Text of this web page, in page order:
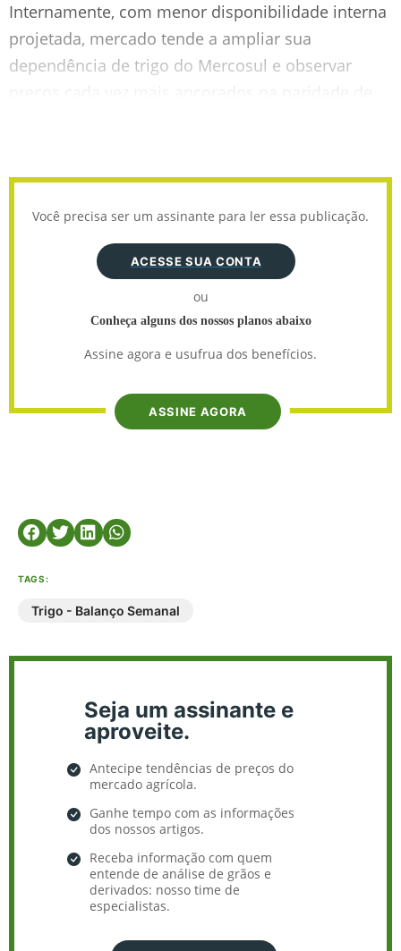
Internamente, com menor disponibilidade interna
projetada, mercado tende a ampliar sua
dependência de trigo do Mercosul e observar
Você precisa ser um assinante para ler essa publicação.
ACESSE SUA CONTA
ou
Conheça alguns dos nossos planos abaixo
Assine agora e usufrua dos benefícios.
ASSINE AGORA
TAGS:
Trigo - Balanço Semanal
Seja um assinante e
aproveite.
Antecipe tendências de preços do
mercado agrícola.
Ganhe tempo com as informações
dos nossos artigos.
Receba informação com quem
entende de análise de grãos e
derivados: nosso time de
especialistas.